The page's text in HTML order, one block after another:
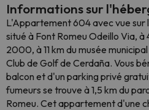
Informations sur
L'Appartement 604 avec vue sur
situé à Font Romeu Odeillo Via, à
2000, à 11 km du musée
Club de Golf de Cerdaña. Vous
balcon et d'un parking privé
fumeurs se trouve à 1,5 km du
Romeu. Cet appartement d'une